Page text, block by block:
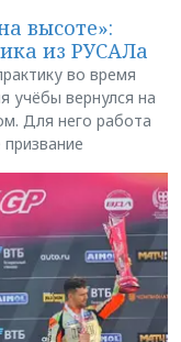
высоте»:
из РУСАЛа
во время
учёбы вернулся на
Для него работа